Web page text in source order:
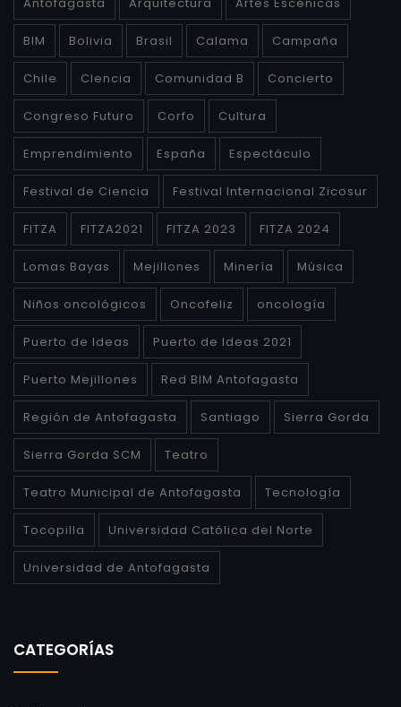
BIM Bolivia Brasil Calama Campaña
Chile CIencia Comunidad B Concierto
Congreso Futuro Corfo Cultura
Emprendimiento España Espectáculo
Festival de Ciencia Festival Internacional Zicosur
FITZA FITZA2021 FITZA 2023 FITZA 2024
Lomas Bayas Mejillones Minería Música
Niños oncológicos Oncofeliz oncología
Puerto de Ideas Puerto de Ideas 2021
Puerto Mejillones Red BIM Antofagasta
Región de Antofagasta Santiago Sierra Gorda
Sierra Gorda SCM Teatro
Teatro Municipal de Antofagasta Tecnología
Tocopilla Universidad Católica del Norte
Universidad de Antofagasta
CATEGORÍAS